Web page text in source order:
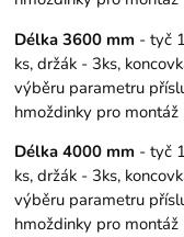
Délka 3600 mm - tyč
ks, držák - 3ks,
výběru parametru
hmoždinky pro montáž
Délka 4000 mm - tyč
ks, držák - 3ks,
výběru parametru
hmoždinky pro montáž